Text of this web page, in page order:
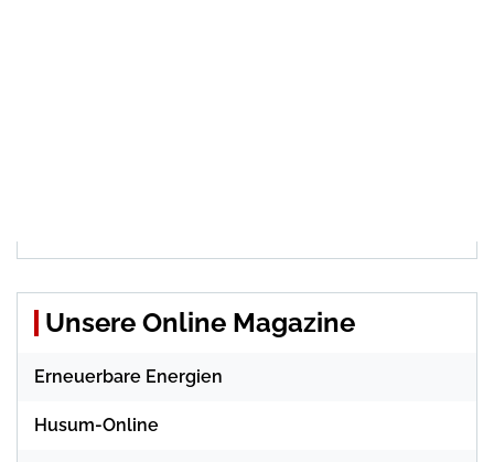
Unsere Online Magazine
Erneuerbare Energien
Husum-Online